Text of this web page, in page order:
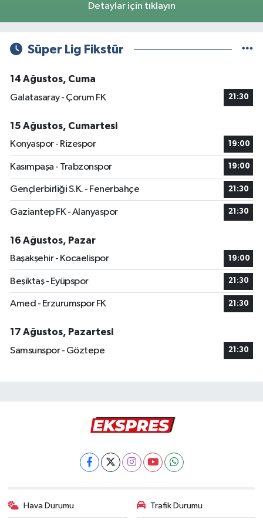
Detaylar için tıklayın
Süper Lig Fikstür
14 Ağustos, Cuma
Galatasaray - Çorum FK
21:30
15 Ağustos, Cumartesi
Konyaspor - Rizespor
19:00
Kasımpaşa - Trabzonspor 19:00
Gençlerbirliği S.K. - Fenerbahçe 21:30
Gaziantep FK - Alanyaspor 21:30
16 Ağustos, Pazar
Başakşehir - Kocaelispor
19:00
Beşiktaş - Eyüpspor 21:30
Amed - Erzurumspor FK 21:30
17 Ağustos, Pazartesi
Samsunspor - Göztepe
21:30
Hava Durumu Trafik Durumu